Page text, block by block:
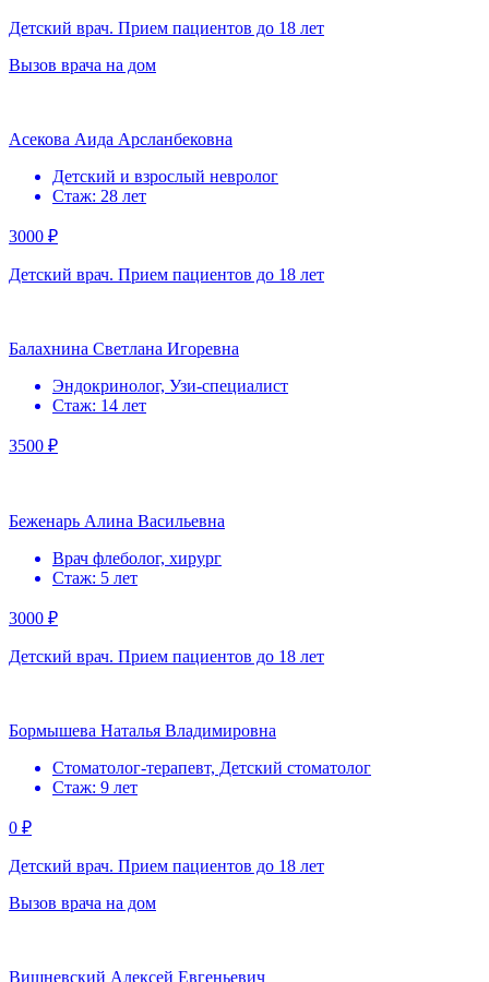
Детский врач. Прием пациентов до 18 лет
Вызов врача на дом
Асекова Аида Арсланбековна
Детский и взрослый невролог
Стаж: 28 лет
3000 ₽
Детский врач. Прием пациентов до 18 лет
Балахнина Светлана Игоревна
Эндокринолог, Узи-специалист
Стаж: 14 лет
3500 ₽
Беженарь Алина Васильевна
Врач флеболог, хирург
Стаж: 5 лет
3000 ₽
Детский врач. Прием пациентов до 18 лет
Бормышева Наталья Владимировна
Стоматолог-терапевт, Детский стоматолог
Стаж: 9 лет
0 ₽
Детский врач. Прием пациентов до 18 лет
Вызов врача на дом
Вишневский Алексей Евгеньевич